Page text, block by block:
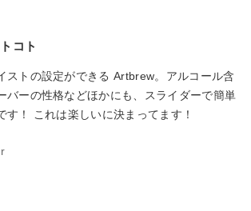
コト
ストの設定ができる Artbrew。アルコール含
バーの性格などほかにも、スライダーで簡単
す！ これは楽しいに決まってます！